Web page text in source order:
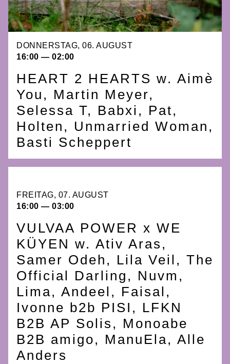
DONNERSTAG, 06. AUGUST
16:00 — 02:00
HEART 2 HEARTS w. Aimè
You, Martin Meyer,
Selessa T, Babxi, Pat,
Holten, Unmarried Woman,
Basti Scheppert
FREITAG, 07. AUGUST
16:00 — 03:00
VULVAA POWER x WE
KÜYEN w. Ativ Aras,
Samer Odeh, Lila Veil, The
Official Darling, Nuvm,
Lima, Andeel, Faisal,
Ivonne b2b PISI, LFKN
B2B AP Solis, Monoabe
B2B amigo, ManuEla, Alle
Anders